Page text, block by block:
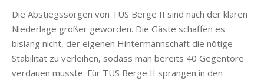
Die Abstiegssorgen von TUS Berge II sind nach der klaren
Niederlage größer geworden. Die Gäste schaffen es
bislang nicht, der eigenen Hintermannschaft die nötige
Stabilität zu verleihen, sodass man bereits 40 Gegentore
verdauen musste. Für TUS Berge II sprangen in den